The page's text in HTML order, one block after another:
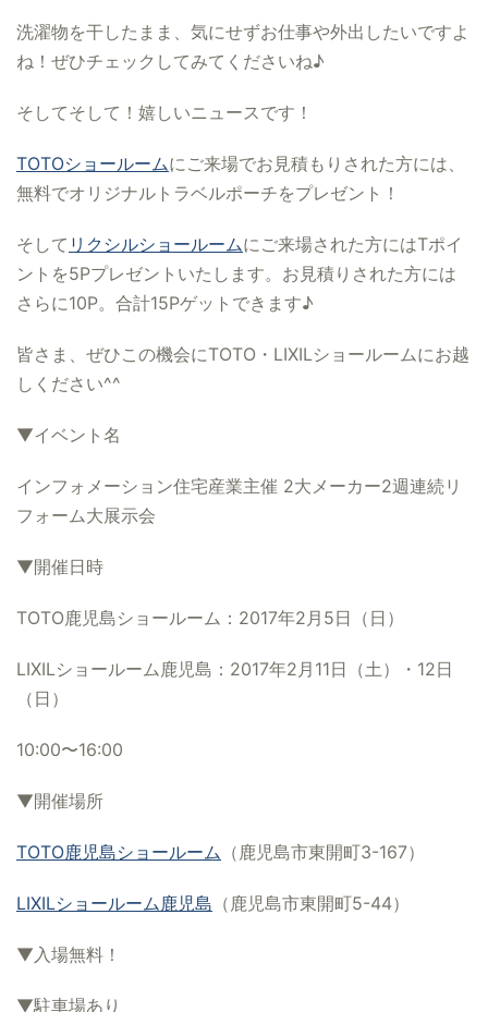
洗濯物を干したまま、気にせずお仕事や外出したいですよ
ね！ぜひチェックしてみてくださいね♪
そしてそして！嬉しいニュースです！
TOTOショールームにご来場でお見積もりされた方には、
無料でオリジナルトラベルポーチをプレゼント！
そして リクシルショールームにご来場された方にはTポイ
ントを5Pプレゼントいたします。お見積りされた方には
さらに10P。合計15Pゲットできます♪
皆さま、ぜひこの機会にTOTO・LIXILショールームにお越
しください^^
▼イベント名
インフォメーション住宅産業主催 2大メーカー2週連続リ
フォーム大展示会
▼開催日時
TOTO鹿児島ショールーム：2017年2月5日（日）
LIXILショールーム鹿児島：2017年2月11日（土）・12日
（日）
10:00〜16:00
▼開催場所
TOTO鹿児島ショールーム （鹿児島市東開町3-167）
LIXILショールーム鹿児島 （鹿児島市東開町5-44）
▼入場無料！
▼駐車場あり